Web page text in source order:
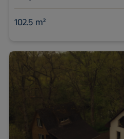
102.5 m²